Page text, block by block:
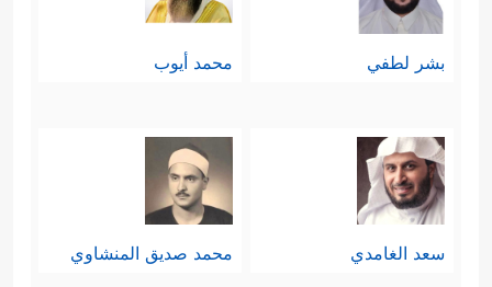
بِـَٔایَـٰتِنَا وَلِقَاۤىِٕ ٱلۡأَخِرَةِ فَأُوْلَــٰۤىِٕكَ فِی ٱلۡعَذَابِ
مُحۡضَرُونَ﴾
بشر لطفي محمد أيوب
سعد الغامدي محمد صديق المنشاوي